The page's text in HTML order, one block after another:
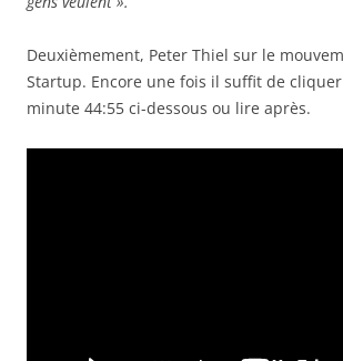
Deuxièmement, Peter Thiel sur le
Startup. Encore une fois il suffit de cliquer
minute 44:55 ci-dessous ou lire après.